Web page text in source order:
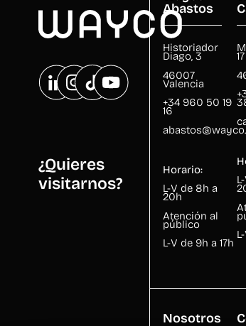
¿Quieres
visitarnos?
Abastos
Historiador
Diago, 3
46007
Valencia
+34 960 50 19
16
Horario:
L-V de 8h a
20h
Atención al
público
L-V de 9h a 17h
17
Nosotros